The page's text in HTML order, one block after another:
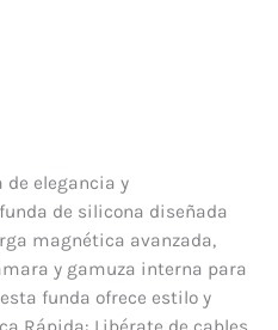
de elegancia y
de silicona diseñada
magnética avanzada,
y gamuza interna para
funda ofrece estilo y